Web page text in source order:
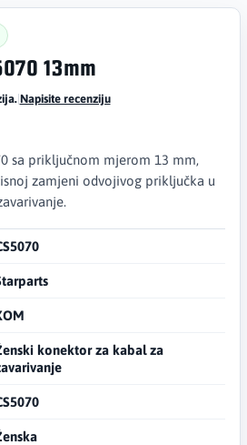
13mm
|Napisite recenziju
sa priključnom mjerom 13 mm,
zamjeni odvojivog priključka u
konektor za kabal za